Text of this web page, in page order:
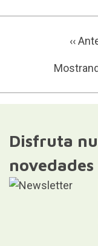
‹‹
Disfruta
novedades